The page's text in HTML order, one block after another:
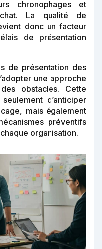
chronophages et
La qualité de
donc un facteur
de présentation
de présentation des
une approche
obstacles. Cette
d’anticiper
mais également
préventifs
organisation.